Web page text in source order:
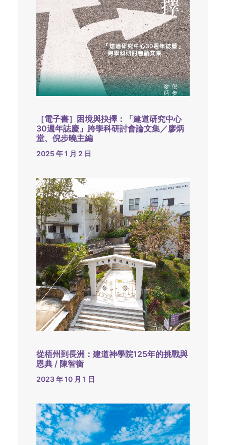
［電子書］困境與抉擇：「建道研究中心
30週年誌慶」跨學科研討會論文集／廖炳
堂、倪步曉主編
2025 年 1 月 2 日
從梧州到長洲：建道神學院125年的挑戰與
恩典 / 陳智衡
2023 年 10 月 1 日